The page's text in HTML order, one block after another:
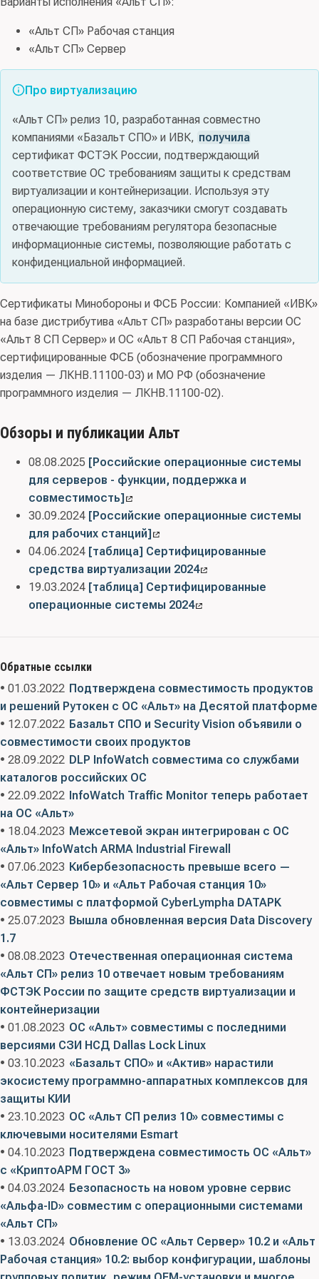
«Альт СП» Рабочая станция
«Альт СП» Сервер
Про виртуализацию
«Альт СП» релиз 10, разработанная совместно
компаниями «Базальт СПО» и ИВК, получила
сертификат ФСТЭК России, подтверждающий
соответствие ОС требованиям защиты к средствам
виртуализации и контейнеризации. Используя эту
операционную систему, заказчики смогут создавать
отвечающие требованиям регулятора безопасные
информационные системы, позволяющие работать с
конфиденциальной информацией.
Сертификаты Минобороны и ФСБ России: Компанией «ИВК»
на базе дистрибутива «Альт СП» разработаны версии ОС
«Альт 8 СП Сервер» и ОС «Альт 8 СП Рабочая станция»,
сертифицированные ФСБ (обозначение программного
изделия — ЛКНВ.11100-03) и МО РФ (обозначение
программного изделия — ЛКНВ.11100-02).
Обзоры и публикации Альт
08.08.2025 [Российские операционные системы
для серверов - функции, поддержка и
совместимость]
30.09.2024 [Российские операционные системы
для рабочих станций]
04.06.2024 [таблица] Сертифицированные
средства виртуализации 2024
19.03.2024 [таблица] Сертифицированные
операционные системы 2024
Обратные ссылки
• 01.03.2022 Подтверждена совместимость продуктов
и решений Рутокен с ОС «Альт» на Десятой платформе
• 12.07.2022 Базальт СПО и Security Vision объявили о
совместимости своих продуктов
• 28.09.2022 DLP InfoWatch совместима со службами
каталогов российских ОС
• 22.09.2022 InfoWatch Traffic Monitor теперь работает
на ОС «Альт»
• 18.04.2023 Межсетевой экран интегрирован с ОС
«Альт» InfoWatch ARMA Industrial Firewall
• 07.06.2023 Кибербезопасность превыше всего —
«Альт Сервер 10» и «Альт Рабочая станция 10»
совместимы с платформой CyberLympha DATAPK
• 25.07.2023 Вышла обновленная версия Data Discovery
1.7
• 08.08.2023 Отечественная операционная система
«Альт СП» релиз 10 отвечает новым требованиям
ФСТЭК России по защите средств виртуализации и
контейнеризации
• 01.08.2023 ОС «Альт» совместимы с последними
версиями СЗИ НСД Dallas Lock Linux
• 03.10.2023 «Базальт СПО» и «Актив» нарастили
экосистему программно-аппаратных комплексов для
защиты КИИ
• 23.10.2023 ОС «Альт СП релиз 10» совместимы с
ключевыми носителями Esmart
• 04.10.2023 Подтверждена совместимость ОС «Альт»
с «КриптоАРМ ГОСТ 3»
• 04.03.2024 Безопасность на новом уровне сервис
«Альфа-ID» совместим с операционными системами
«Альт СП»
• 13.03.2024 Обновление ОС «Альт Сервер» 10.2 и «Альт
Рабочая станция» 10.2: выбор конфигурации, шаблоны